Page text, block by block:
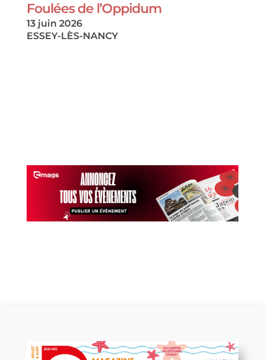
Foulées de l’Oppidum
13 juin 2026
ESSEY-LÈS-NANCY